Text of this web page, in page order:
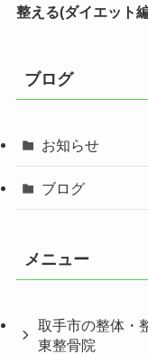
整える(ダイエット編
ブログ
お知らせ
ブログ
メニュー
取手市の整体・
東整骨院